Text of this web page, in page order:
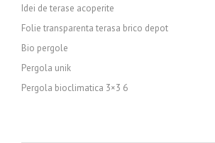
Idei de terase acoperite
Folie transparenta terasa brico depot
Bio pergole
Pergola unik
Pergola bioclimatica 3×3 6